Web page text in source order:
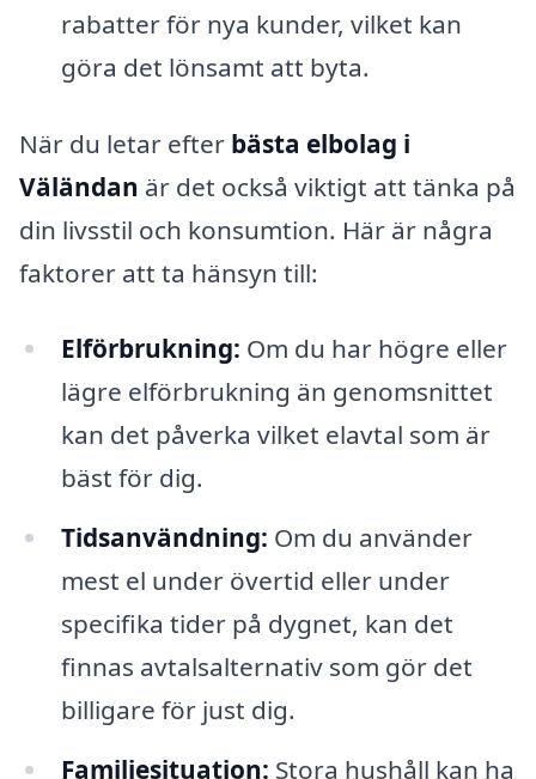
rabatter för nya kunder, vilket kan
göra det lönsamt att byta.
När du letar efter bästa elbolag i
Väländan är det också viktigt att tänka på
din livsstil och konsumtion. Här är några
faktorer att ta hänsyn till:
Elförbrukning: Om du har högre eller
lägre elförbrukning än genomsnittet
kan det påverka vilket elavtal som är
bäst för dig.
Tidsanvändning: Om du använder
mest el under övertid eller under
specifika tider på dygnet, kan det
finnas avtalsalternativ som gör det
billigare för just dig.
Familjesituation: Stora hushåll kan ha